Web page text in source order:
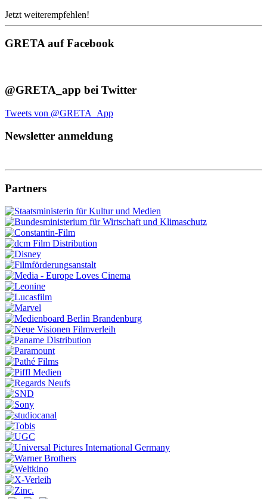
Jetzt weiterempfehlen!
GRETA auf Facebook
@GRETA_app bei Twitter
Tweets von @GRETA_App
Newsletter anmeldung
Partners